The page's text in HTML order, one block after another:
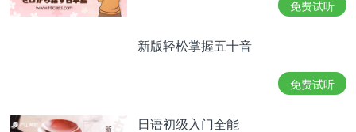
免费试听
新版轻松掌握五十音
免费试听
日语初级入门全能